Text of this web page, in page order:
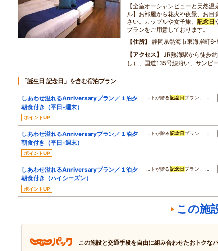
【全室オーシャンビューと天然
ル】お部屋から花火や夜景、お目
さい。カップルや女子旅、 記念日
プランをご用意しております。
住所
静岡県熱海市東海岸町
アクセス
JR熱海駅から徒歩
し）、国道135号線沿い、サンビ
「誕生日 記念日」を含む宿泊プラン
しあわせ溢れるAnniversaryプラン／１泊夕
朝食付き（平日‐週末）
ポイントUP
…トが贈る記念日 プラン。 …
しあわせ溢れるAnniversaryプラン／１泊夕
朝食付き（平日‐週末）
ポイントUP
…トが贈る記念日 プラン。 …
しあわせ溢れるAnniversaryプラン／１泊夕
朝食付き（ハイシーズン）
ポイントUP
…トが贈る記念日 プラン。 …
この施
この施設と交通手段を自由に組み合わせたおトクな